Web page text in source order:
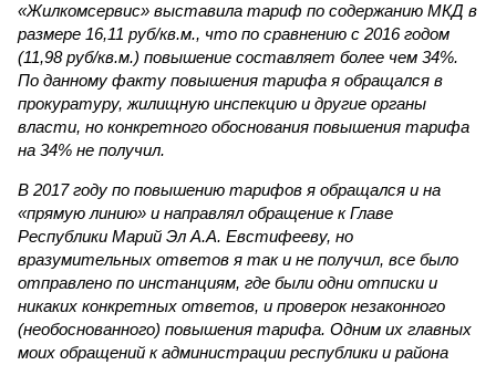
«Жилкомсервис» выставила тариф по содержанию МКД в
размере 16,11 руб/кв.м., что по сравнению с 2016 годом
(11,98 руб/кв.м.) повышение составляет более чем 34%.
По данному факту повышения тарифа я обращался в
прокуратуру, жилищную инспекцию и другие органы
власти, но конкретного обоснования повышения тарифа
на 34% не получил.
В 2017 году по повышению тарифов я обращался и на
«прямую линию» и направлял обращение к Главе
Республики Марий Эл А.А. Евстифееву, но
вразумительных ответов я так и не получил, все было
отправлено по инстанциям, где были одни отписки и
никаких конкретных ответов, и проверок незаконного
(необоснованного) повышения тарифа. Одним их главных
моих обращений к администрации республики и района